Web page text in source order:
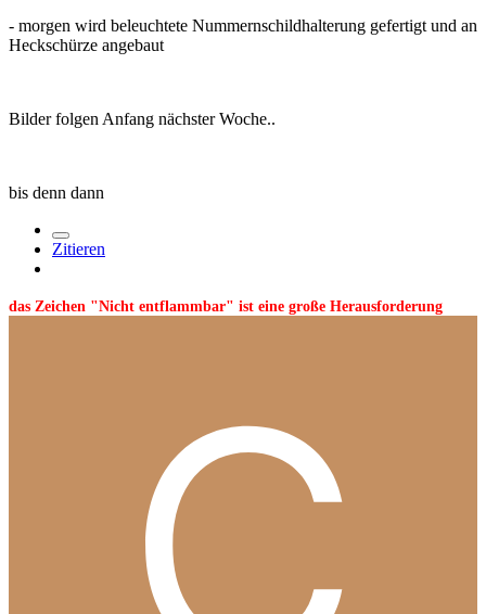
- morgen wird beleuchtete Nummernschildhalterung gefertigt und an
Heckschürze angebaut
Bilder folgen Anfang nächster Woche..
bis denn dann
Zitieren
das Zeichen "Nicht entflammbar" ist eine große Herausforderung